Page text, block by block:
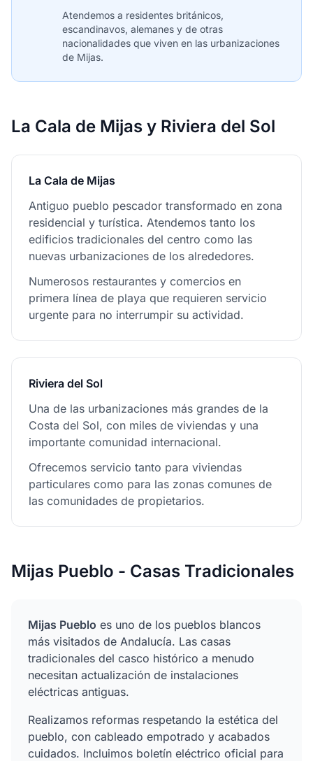
Atendemos a residentes británicos,
escandinavos, alemanes y de otras
nacionalidades que viven en las urbanizaciones
de Mijas.
La Cala de Mijas y Riviera del Sol
La Cala de Mijas
Antiguo pueblo pescador transformado en zona
residencial y turística. Atendemos tanto los
edificios tradicionales del centro como las
nuevas urbanizaciones de los alrededores.
Numerosos restaurantes y comercios en
primera línea de playa que requieren servicio
urgente para no interrumpir su actividad.
Riviera del Sol
Una de las urbanizaciones más grandes de la
Costa del Sol, con miles de viviendas y una
importante comunidad internacional.
Ofrecemos servicio tanto para viviendas
particulares como para las zonas comunes de
las comunidades de propietarios.
Mijas Pueblo - Casas Tradicionales
Mijas Pueblo es uno de los pueblos blancos
más visitados de Andalucía. Las casas
tradicionales del casco histórico a menudo
necesitan actualización de instalaciones
eléctricas antiguas.
Realizamos reformas respetando la estética del
pueblo, con cableado empotrado y acabados
cuidados. Incluimos boletín eléctrico oficial para